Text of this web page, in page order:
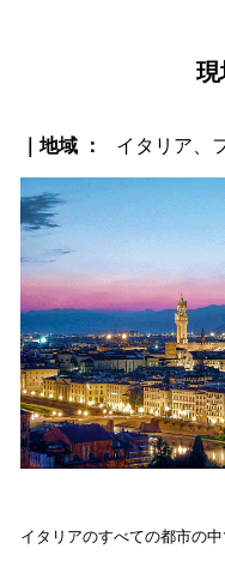
｜地域 ： イタリア、
イタリアのすべての都市の